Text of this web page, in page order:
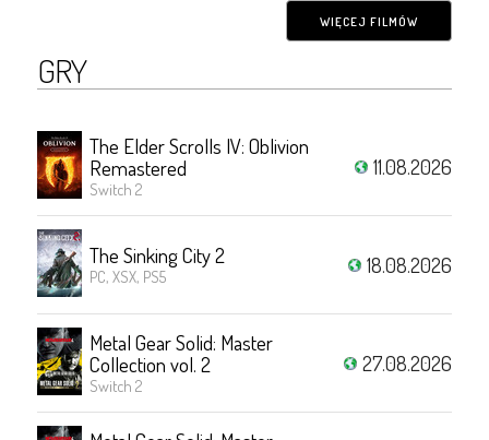
WIĘCEJ FILMÓW
GRY
The Elder Scrolls IV: Oblivion
Remastered
Switch 2
11.08.2026
The Sinking City 2
PC, XSX, PS5 18.08.2026
Metal Gear Solid: Master
Collection vol. 2
Switch 2
27.08.2026